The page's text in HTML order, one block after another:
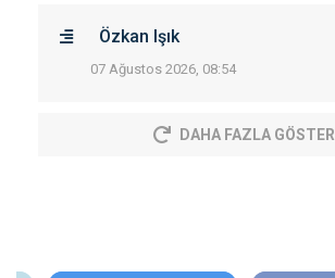
Özkan Işık
07 Ağustos 2026, 08:54
DAHA FAZLA GÖSTER